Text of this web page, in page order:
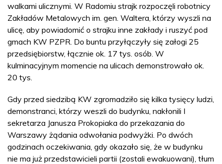
walkami ulicznymi. W Radomiu strajk rozpoczęli robotnicy
Zakładów Metalowych im. gen. Waltera, którzy wyszli na
ulicę, aby powiadomić o strajku inne zakłady i ruszyć pod
gmach KW PZPR. Do buntu przyłączyły się załogi 25
przedsiębiorstw, łącznie ok. 17 tys. osób. W
kulminacyjnym momencie na ulicach demonstrowało ok.
20 tys.
Gdy przed siedzibą KW zgromadziło się kilka tysięcy ludzi,
demonstranci, którzy weszli do budynku, nakłonili I
sekretarza Janusza Prokopiaka do przekazania do
Warszawy żądania odwołania podwyżki. Po dwóch
godzinach oczekiwania, gdy okazało się, że w budynku
nie ma już przedstawicieli partii (zostali ewakuowani), tłum